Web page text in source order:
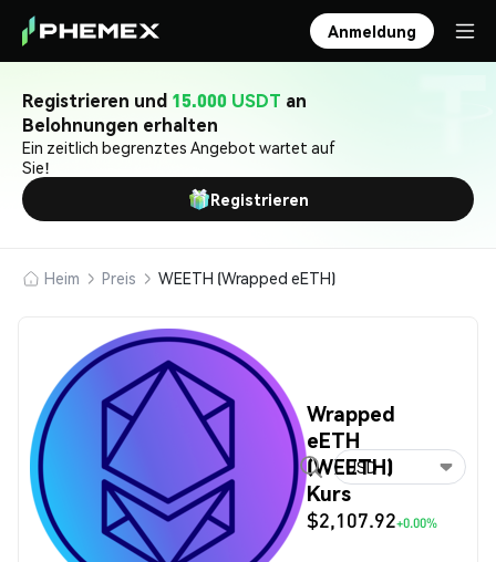
Anmeldung
Registrieren und 15.000 USDT an
Belohnungen erhalten
Ein zeitlich begrenztes Angebot wartet auf
Sie!
Registrieren
Heim Preis WEETH (Wrapped eETH)
Wrapped
eETH
(WEETH)
Kurs
$2,107.92+0.00%
USD